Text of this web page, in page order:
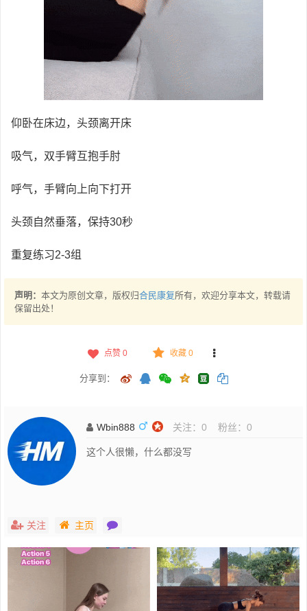
仰卧在床边，头颈离开床
吸气，双手臂互抱手肘
呼气，手臂向上向下打开
头颈自然垂落，保持30秒
重复练习2-3组
声明： 本文为原创文章，版权归合民康复所有，欢迎分享本文，转载请
保留出处！
点赞 0 收藏 0
分享到：
Wbin888 关注： 0 粉丝： 0
这个人很懒，什么都没写
关注 主页